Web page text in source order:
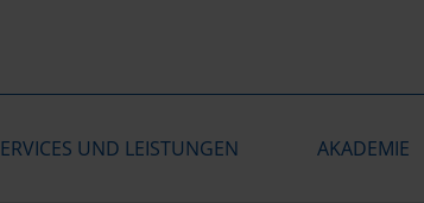
UND LEISTUNGEN AKADEMIE